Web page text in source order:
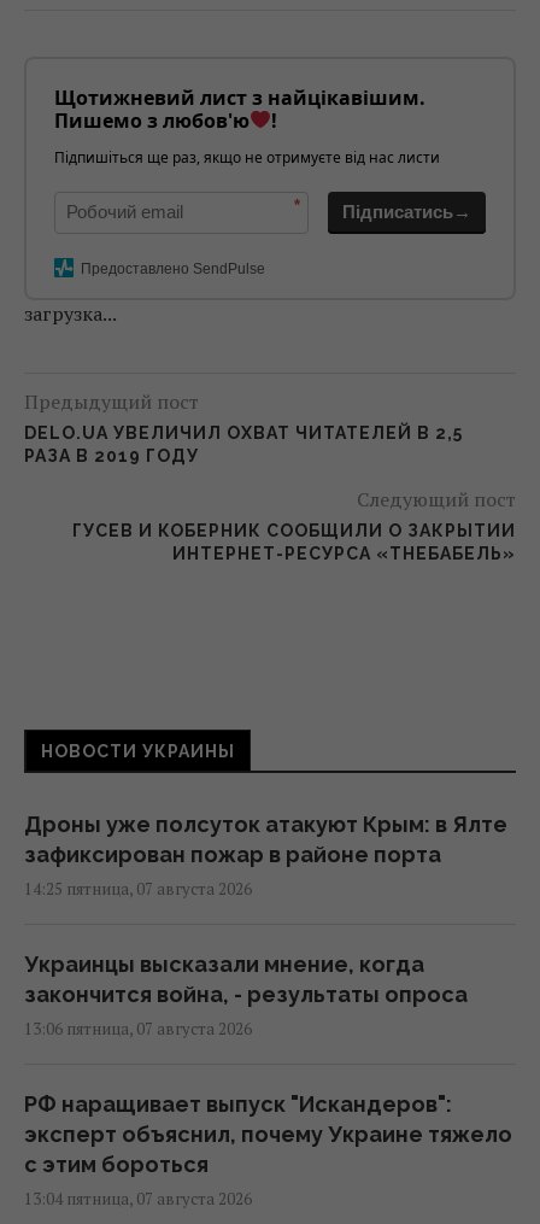
Щотижневий лист з найцікавішим.
Пишемо з любов'ю
!
Підпишіться ще раз, якщо не отримуєте від нас листи
* Підписатись→
Предоставлено SendPulse
загрузка...
Предыдущий пост
DELO.UA УВЕЛИЧИЛ ОХВАТ ЧИТАТЕЛЕЙ В 2,5
РАЗА В 2019 ГОДУ
Следующий пост
ГУСЕВ И КОБЕРНИК СООБЩИЛИ О ЗАКРЫТИИ
ИНТЕРНЕТ-РЕСУРСА «THEБАБЕЛЬ»
НОВОСТИ УКРАИНЫ
Дроны уже полсуток атакуют Крым: в Ялте
зафиксирован пожар в районе порта
14:25 пятница, 07 августа 2026
Украинцы высказали мнение, когда
закончится война, - результаты опроса
13:06 пятница, 07 августа 2026
РФ наращивает выпуск "Искандеров":
эксперт объяснил, почему Украине тяжело
с этим бороться
13:04 пятница, 07 августа 2026